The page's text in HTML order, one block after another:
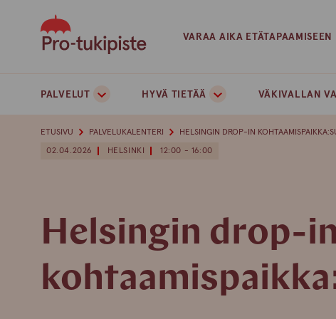
VARAA AIKA ETÄTAPAAMISEEN
PALVELUT HYVÄ TIETÄÄ VÄKIVALLAN
ETUSIVU PALVELUKALENTERI HELSINGIN DROP-IN
02.04.2026 HELSINKI 12:00 - 16:00
Helsingin drop-in